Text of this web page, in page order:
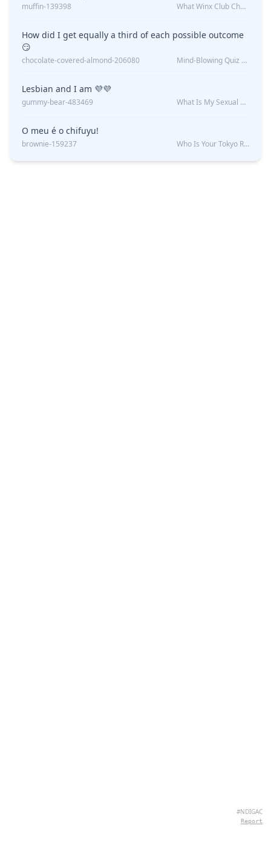
muffin-139398 What Winx Club Character Are You?
How did I get equally a third of each possible outcome
😏
chocolate-covered-almond-206080 Mind-Blowing Quiz Reveals: Will I Be Alone Forever?
Lesbian and I am 💜💜
gummy-bear-483469 What Is My Sexual Orientation: Uncovered
O meu é o chifuyu!
brownie-159237 Who Is Your Tokyo Revengers Boyfriend?
#NDIGAC
Report